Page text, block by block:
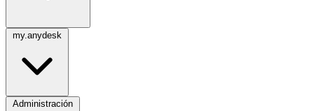
my.anydesk
Administración